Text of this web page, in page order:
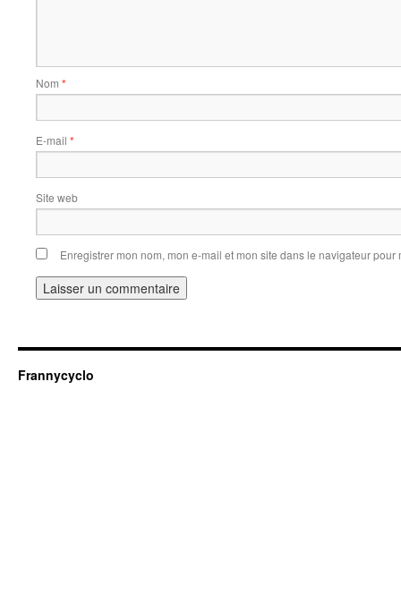
Nom *
E-mail *
Site web
Enregistrer mon nom, mon e-mail et mon site dans le navigateur
Frannycyclo